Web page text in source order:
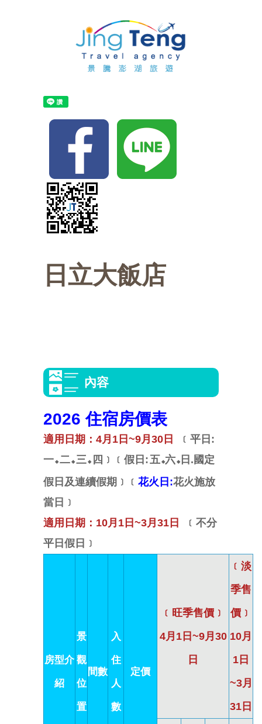
日立大飯店
內容
2026 住宿房價表
適用日期：4月1日~9月30日 ﹝ 平日:
一 ◆二 ◆三 ◆ 四 ﹞﹝ 假日:五 ◆六 ◆日.國定
假日及連續假期﹞﹝ 花火日:花火施放
當日 ﹞
適用日期：10月1日~3月31日
﹝不分
平日假日 ﹞
房型介
紹
景
觀
位
置
間數
入
住
人
數
定價
﹝旺季售價﹞
4月1日~9月30
日
﹝淡
季售
價﹞
10月
1日
~3月
31日